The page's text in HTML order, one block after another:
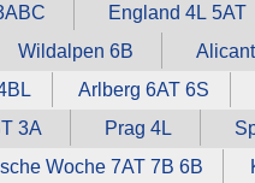
England 4L 5AT
Wildalpen 6B
Arlberg 6AT 6S
3A Prag 4L
Woche 7AT 7B 6B